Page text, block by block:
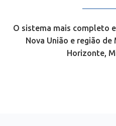
O sistema mais completo
Nova União e região
Horizonte,